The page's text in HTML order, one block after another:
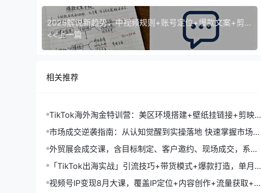
2025解说新趋势，中视频规则+账号定位+爆款文案+剪辑技巧，月入2万+
<<上一篇
相关推荐
TikTok海外淘金特训营：美区环境搭建+壁纸挂链接+剪映数
字人，月入1.5万
市场成交逆袭指南：从认知觉醒到实操落地 快速掌握市场开
拓与成交核心能力
外贸展会成交课，含目标制定、客户邀约、现场成交，系统
化SOP提升参展ROI
「TikTok出海实战」引流技巧+带货模式+爆款打造，单月变
现10万+秘籍
视频号IP变现8月大课，覆盖IP定位+内容创作+流量获取+合